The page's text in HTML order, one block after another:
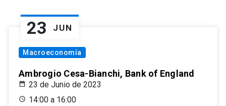
23 JUN
Macroeconomía
Ambrogio Cesa-Bianchi, Bank of England
23 de Junio de 2023
14:00 a 16:00